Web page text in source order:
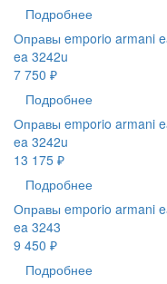
Подробнее
Оправы emporio armani
ea 3242u
7 750 ₽
Подробнее
Оправы emporio armani
ea 3242u
13 175 ₽
Подробнее
Оправы emporio armani
ea 3243
9 450 ₽
Подробнее